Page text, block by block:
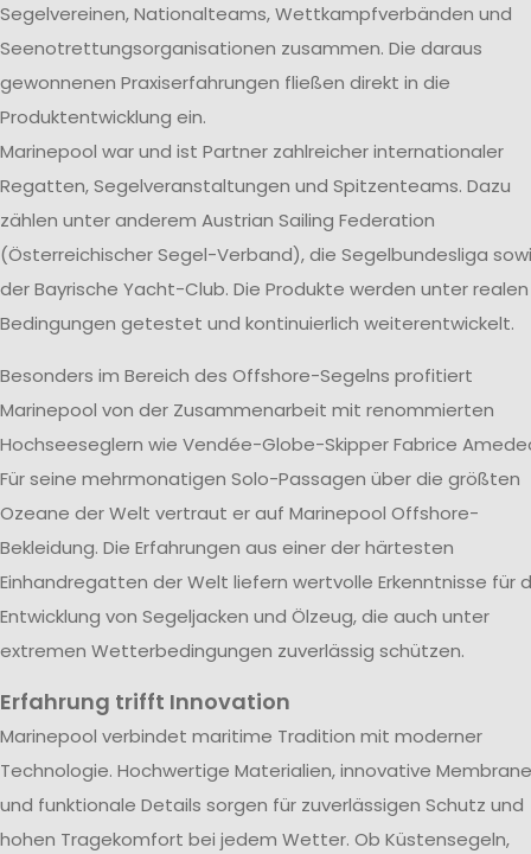
Segelvereinen, Nationalteams, Wettkampfverbänden und
Seenotrettungsorganisationen zusammen. Die daraus
gewonnenen Praxiserfahrungen fließen direkt in die
Produktentwicklung ein.
Marinepool war und ist Partner zahlreicher internationaler
Regatten, Segelveranstaltungen und Spitzenteams. Dazu
zählen unter anderem Austrian Sailing Federation
(Österreichischer Segel-Verband), die Segelbundesliga
der Bayrische Yacht-Club. Die Produkte werden unter realen
Bedingungen getestet und kontinuierlich weiterentwickelt.
Besonders im Bereich des Offshore-Segelns profitiert
Marinepool von der Zusammenarbeit mit renommierten
Hochseeseglern wie Vendée-Globe-Skipper Fabrice
Für seine mehrmonatigen Solo-Passagen über die größten
Ozeane der Welt vertraut er auf Marinepool Offshore-
Bekleidung. Die Erfahrungen aus einer der härtesten
Einhandregatten der Welt liefern wertvolle Erkenntnisse für
Entwicklung von Segeljacken und Ölzeug, die auch unter
extremen Wetterbedingungen zuverlässig schützen.
Erfahrung trifft Innovation
Marinepool verbindet maritime Tradition mit moderner
Technologie. Hochwertige Materialien, innovative
und funktionale Details sorgen für zuverlässigen Schutz und
hohen Tragekomfort bei jedem Wetter. Ob Küstensegeln,